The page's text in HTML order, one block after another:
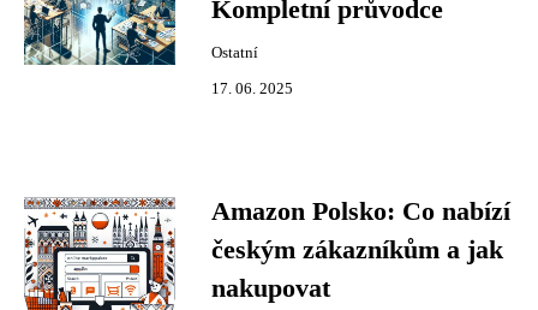
Kompletní průvodce
Ostatní
17. 06. 2025
Amazon Polsko: Co nabízí
českým zákazníkům a jak
nakupovat